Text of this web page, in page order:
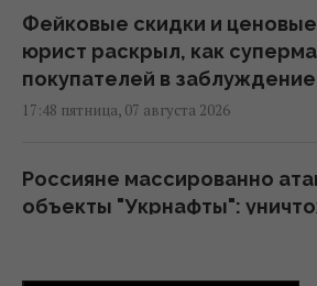
Фейковые скидки и
юрист раскрыл, как
покупателей в заблуждение
17:48 пятница, 07 августа 2026
Россияне массированно
объекты "Укрнафты":